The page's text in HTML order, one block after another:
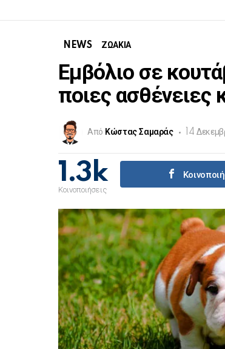
NEWS ΖΩΑΚΙΑ
Εμβόλιο σε
ποιες ασθένειες
Από Κώστας Σαμαράς 14
1.3k
Κοινοποιήσεις